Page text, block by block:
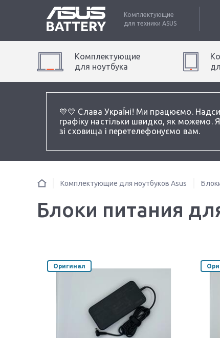
💙💛 Слава УкраЇні! Ми працюємо.
графіку настільки швидко, як можемо.
зі сховища і перетелефонуємо вам.
Комплектующие
для техники ASUS
Комплектующие
для ноутбука
Комплектующие для ноутбуков Asus
Блоки питания
Оригинал